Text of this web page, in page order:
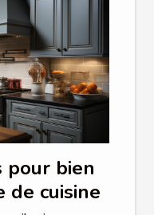
pour bien
de cuisine